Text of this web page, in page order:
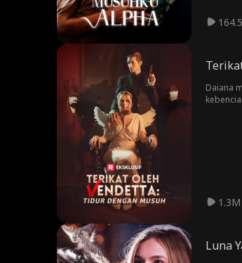
Daiana
1.3M
Luna